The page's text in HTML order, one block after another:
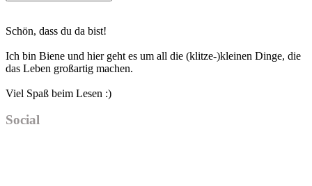
Sidebar
Schön, dass du da bist!
Ich bin Biene und hier geht es um all die (klitze-)kleinen Dinge, die
das Leben großartig machen.
Viel Spaß beim Lesen :)
Social